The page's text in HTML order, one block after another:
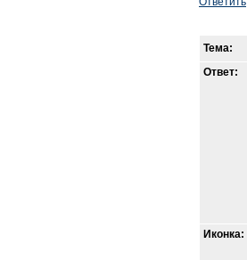
Тема:
Ответ:
Иконка: